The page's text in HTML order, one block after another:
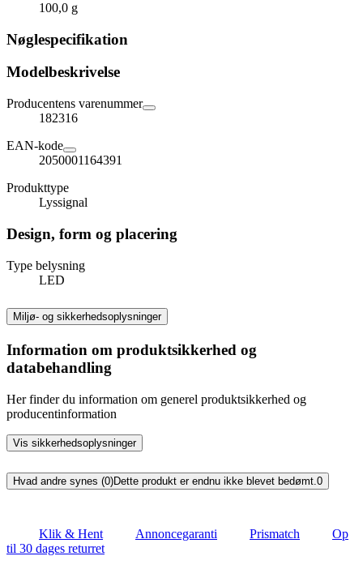
100,0 g
Nøglespecifikation
Modelbeskrivelse
Producentens varenummer
182316
EAN-kode
2050001164391
Produkttype
Lyssignal
Design, form og placering
Type belysning
LED
Miljø- og sikkerhedsoplysninger
Information om produktsikkerhed og
databehandling
Her finder du information om generel produktsikkerhed og
producentinformation
Vis sikkerhedsoplysninger
Hvad andre synes (0)Dette produkt er endnu ikke blevet bedømt. 0
Klik & Hent Annoncegaranti Prismatch
Op
til 30 dages returret